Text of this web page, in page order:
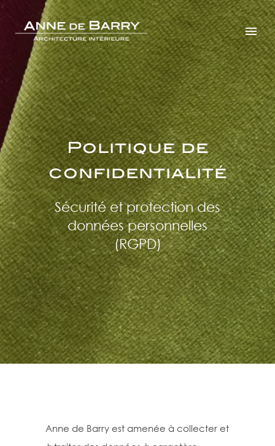
Politique de
confidentialité
Sécurité et protection des
données personnelles
(RGPD)
Anne de Barry est amenée à collecter et